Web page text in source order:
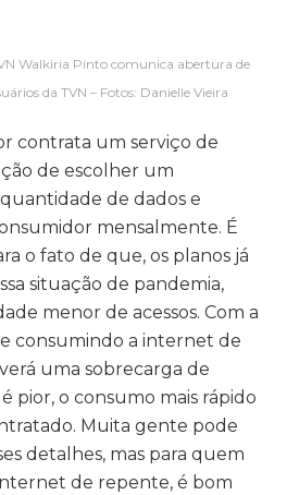
Walkiria Pinto comunica abertura de
da TVN – Fotos: Danielle Vieira
contrata um serviço de
de escolher um
de dados e
mensalmente. É
o fato de que, os planos já
situação de pandemia,
menor de acessos. Com a
consumindo a internet de
uma sobrecarga de
pior, o consumo mais rápido
Muita gente pode
detalhes, mas para quem
de repente, é bom